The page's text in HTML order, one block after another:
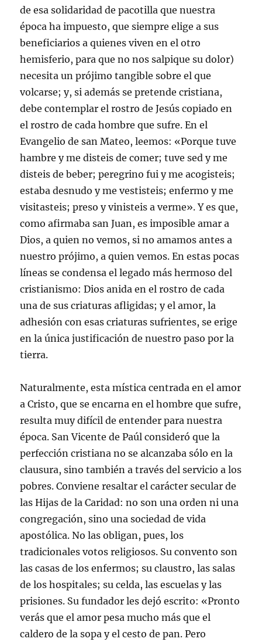
de esa solidaridad de pacotilla que nuestra
época ha impuesto, que siempre elige a sus
beneficiarios a quienes viven en el otro
hemisferio, para que no nos salpique su dolor)
necesita un prójimo tangible sobre el que
volcarse; y, si además se pretende cristiana,
debe contemplar el rostro de Jesús copiado en
el rostro de cada hombre que sufre. En el
Evangelio de san Mateo, leemos: «Porque tuve
hambre y me disteis de comer; tuve sed y me
disteis de beber; peregrino fui y me acogisteis;
estaba desnudo y me vestisteis; enfermo y me
visitasteis; preso y vinisteis a verme». Y es que,
como afirmaba san Juan, es imposible amar a
Dios, a quien no vemos, si no amamos antes a
nuestro prójimo, a quien vemos. En estas pocas
líneas se condensa el legado más hermoso del
cristianismo: Dios anida en el rostro de cada
una de sus criaturas afligidas; y el amor, la
adhesión con esas criaturas sufrientes, se erige
en la única justificación de nuestro paso por la
tierra.
Naturalmente, esta mística centrada en el amor
a Cristo, que se encarna en el hombre que sufre,
resulta muy difícil de entender para nuestra
época. San Vicente de Paúl consideró que la
perfección cristiana no se alcanzaba sólo en la
clausura, sino también a través del servicio a los
pobres. Conviene resaltar el carácter secular de
las Hijas de la Caridad: no son una orden ni una
congregación, sino una sociedad de vida
apostólica. No las obligan, pues, los
tradicionales votos religiosos. Su convento son
las casas de los enfermos; su claustro, las salas
de los hospitales; su celda, las escuelas y las
prisiones. Su fundador les dejó escrito: «Pronto
verás que el amor pesa mucho más que el
caldero de la sopa y el cesto de pan. Pero